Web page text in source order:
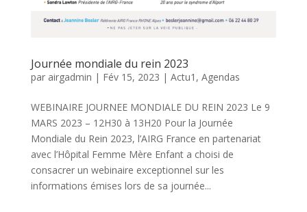
Journée mondiale du rein 2023
par airgadmin | Fév 15, 2023 | Actu1 , Agendas
WEBINAIRE JOURNEE MONDIALE DU REIN 2023 Le 9
MARS 2023 – 12H30 à 13H20 Pour la Journée
Mondiale du Rein 2023, l’AIRG France en partenariat
avec l’Hôpital Femme Mère Enfant a choisi de
consacrer un webinaire exceptionnel sur les
informations émises lors de sa journée...